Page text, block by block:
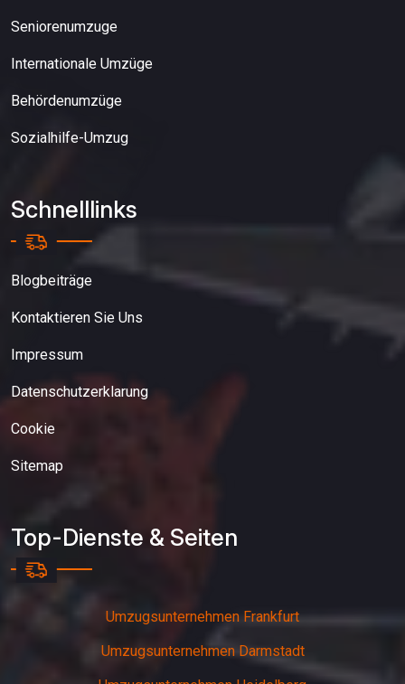
Seniorenumzuge
Internationale Umzüge
Behördenumzüge
Sozialhilfe-Umzug
Schnelllinks
Blogbeiträge
Kontaktieren Sie Uns
Impressum
Datenschutzerklarung
Cookie
Sitemap
Top-Dienste & Seiten
Umzugsunternehmen Frankfurt
Umzugsunternehmen Darmstadt